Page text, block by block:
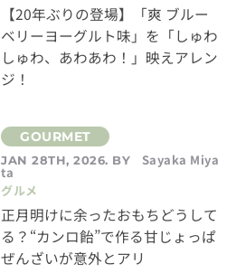
【20年ぶりの登場】「爽 ブルー
ベリーヨーグルト味」を「しゅわ
しゅわ、あわあわ！」映えアレン
ジ！
JAN 28TH, 2026. BY Sayaka Miya
ta
グルメ
正月明けに余ったおもちどうして
る？“カンロ飴”で作る甘じょっぱ
ぜんざいが意外とアリ